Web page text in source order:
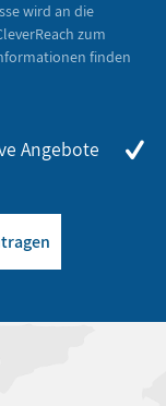
wird an die
zum
finden
Angebote